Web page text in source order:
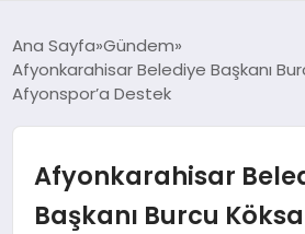
ANASAYFA
GÜNDEM
EĞITIM
Ana Sayfa Gündem
Afyonkarahisar Belediye Başkanı
Afyonspor’a Destek
Afyonkarahisar
Başkanı Burcu